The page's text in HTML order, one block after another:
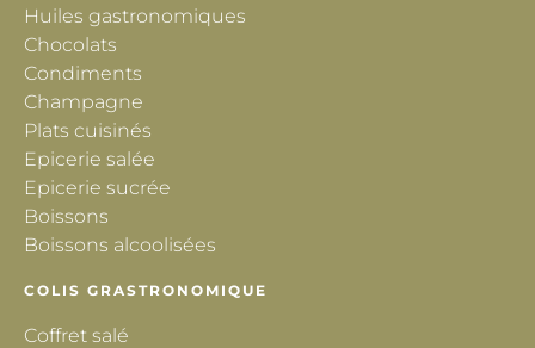
Huiles gastronomiques
Chocolats
Condiments
Champagne
Plats cuisinés
Epicerie salée
Epicerie sucrée
Boissons
Boissons alcoolisées
COLIS GRASTRONOMIQUE
Coffret salé